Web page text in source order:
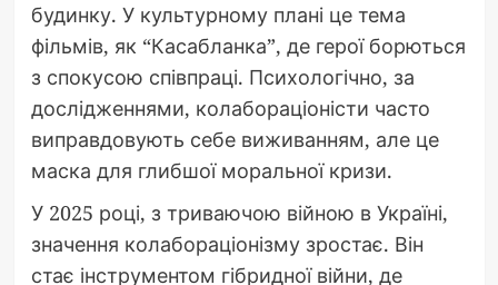
будинку. У культурному плані це тема
фільмів, як “Касабланка”, де герої борються
з спокусою співпраці. Психологічно, за
дослідженнями, колабораціоністи часто
виправдовують себе виживанням, але це
маска для глибшої моральної кризи.
У 2025 році, з триваючою війною в Україні,
значення колабораціонізму зростає. Він
стає інструментом гібридної війни, де